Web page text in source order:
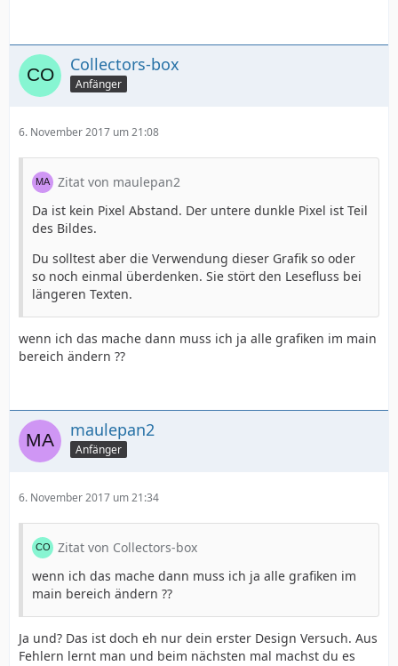
Collectors-box
Anfänger
6. November 2017 um 21:08
Zitat von maulepan2
Da ist kein Pixel Abstand. Der untere dunkle Pixel ist Teil
des Bildes.
Du solltest aber die Verwendung dieser Grafik so oder
so noch einmal überdenken. Sie stört den Lesefluss bei
längeren Texten.
wenn ich das mache dann muss ich ja alle grafiken im main
bereich ändern ??
maulepan2
Anfänger
6. November 2017 um 21:34
Zitat von Collectors-box
wenn ich das mache dann muss ich ja alle grafiken im
main bereich ändern ??
Ja und? Das ist doch eh nur dein erster Design Versuch. Aus
Fehlern lernt man und beim nächsten mal machst du es